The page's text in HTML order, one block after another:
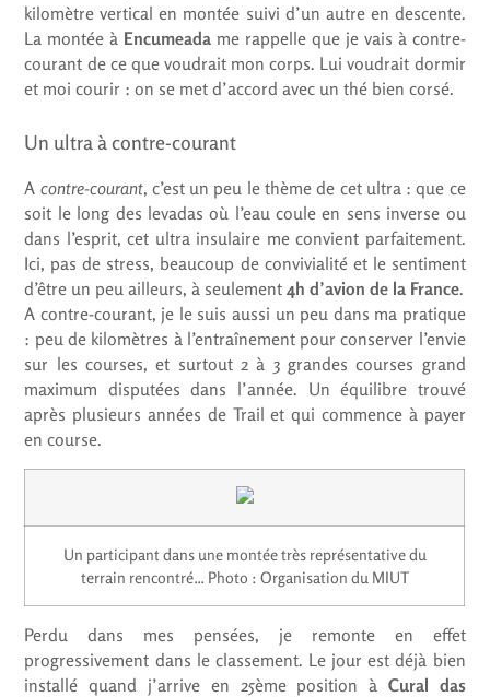
kilomètre vertical en montée suivi d’un autre en descente.
La montée à Encumeada me rappelle que je vais à contre-
courant de ce que voudrait mon corps. Lui voudrait dormir
et moi courir : on se met d’accord avec un thé bien corsé.
Un ultra à contre-courant
A contre-courant, c’est un peu le thème de cet ultra : que ce
soit le long des levadas où l’eau coule en sens inverse ou
dans l’esprit, cet ultra insulaire me convient parfaitement.
Ici, pas de stress, beaucoup de convivialité et le sentiment
d’être un peu ailleurs, à seulement4h d’avion de la France.
A contre-courant, je le suis aussi un peu dans ma pratique
: peu de kilomètres à l’entraînement pour conserver l’envie
sur les courses, et surtout 2 à 3 grandes courses grand
maximum disputées dans l’année. Un équilibre trouvé
après plusieurs années de Trail et qui commence à payer
en course.
Un participant dans une montée très représentative du
terrain rencontré… Photo : Organisation du MIUT
Perdu dans mes pensées, je remonte en effet
progressivement dans le classement. Le jour est déjà bien
installé quand j’arrive en 25ème position à Cural das